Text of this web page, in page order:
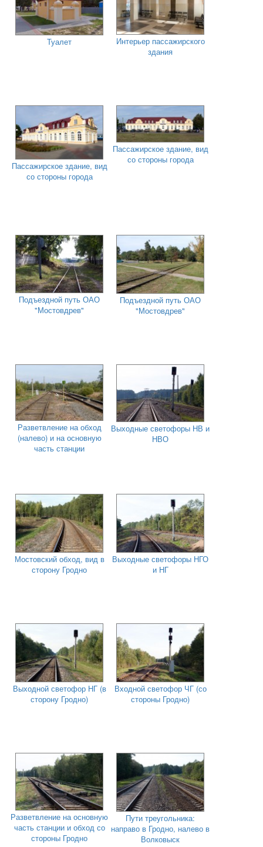
Туалет
Интерьер пассажирского
здания
Пассажирское здание, вид
со стороны города
Пассажирское здание, вид
со стороны города
Подъездной путь ОАО
"Мостовдрев"
Подъездной путь ОАО
"Мостовдрев"
Разветвление на обход
(налево) и на основную
часть станции
Выходные светофоры НВ и
НВО
Мостовский обход, вид в
сторону Гродно
Выходные светофоры НГО
и НГ
Выходной светофор НГ (в
сторону Гродно)
Входной светофор ЧГ (со
стороны Гродно)
Разветвление на основную
часть станции и обход со
стороны Гродно
Пути треугольника:
направо в Гродно, налево в
Волковыск